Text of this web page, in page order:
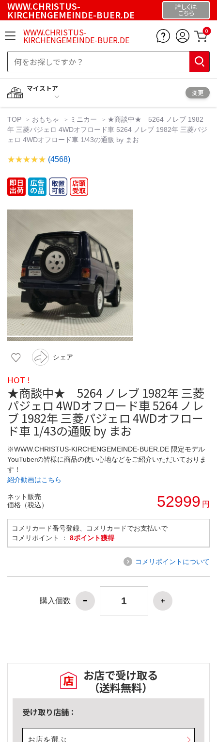
WWW.CHRISTUS-
KIRCHENGEMEINDE-BUER.DE
詳しくは
こちら
WWW.CHRISTUS-
KIRCHENGEMEINDE-BUER.DE
0
マイストア
変更
TOP おもちゃ ミニカー
★商談中★ 5264 ノレブ 1982
年 三菱パジェロ 4WDオフロード車 5264 ノレブ 1982年 三菱パジ
ェロ 4WDオフロード車 1/43の通販 by まお
(4568)
シェア
HOT !
★商談中★ 5264 ノレブ 1982年 三菱
パジェロ 4WDオフロード車 5264 ノレ
ブ 1982年 三菱パジェロ 4WDオフロー
ド車 1/43の通販 by まお
※WWW.CHRISTUS-KIRCHENGEMEINDE-BUER.DE 限定モデル
YouTuberの皆様に商品の使い心地などをご紹介いただいておりま
す！
紹介動画はこちら
ネット販売
価格（税込）
52999 円
コメリカード番号登録、コメリカードでお支払いで
コメリポイント ： 8ポイント獲得
コメリポイントについて
購入個数
お店で受け取る
（送料無料）
受け取り店舗：
お店を選ぶ